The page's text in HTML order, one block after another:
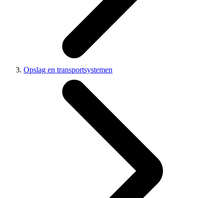
Opslag en transportsystemen